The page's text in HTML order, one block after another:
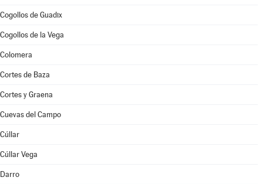
Cogollos de Guadix
Cogollos de la Vega
Colomera
Cortes de Baza
Cortes y Graena
Cuevas del Campo
Cúllar
Cúllar Vega
Darro